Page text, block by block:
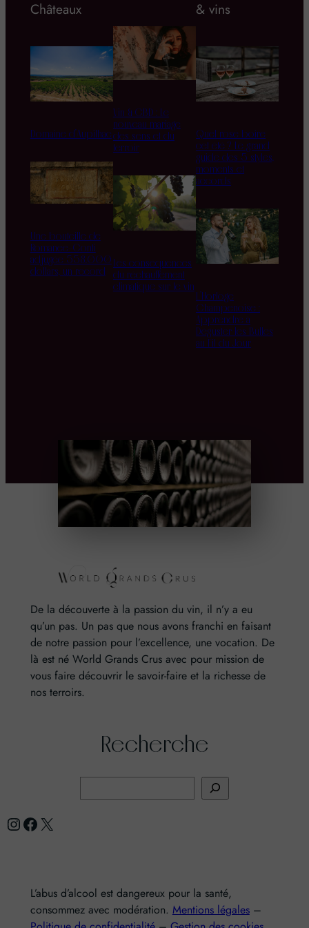
Châteaux
Domaine d’Aupilhac
Une bouteille de
Romanée-Conti
adjugée 558.000
dollars, un record
Vin & CBD : Le
nouveau mariage
des sens et du
terroir
Les conséquences
du réchauffement
climatique sur le vin
& vins
Quel rosé boire
cet été ? Le grand
guide des 5 styles,
moments et
accords
L’Horloge
Champenoise :
Apprendre à
Déguster les Bulles
au Fil du Jour
De la découverte à la passion du vin, il n’y a eu
qu’un pas. Un pas que nous avons franchi en faisant
de notre passion pour l’excellence, une vocation. De
là est né World Grands Crus avec pour mission de
vous faire découvrir le savoir-faire et la richesse de
nos terroirs.
Recherche
c
Instagram Facebook X
L’abus d’alcool est dangereux pour la santé,
consommez avec modération. Mentions légales–